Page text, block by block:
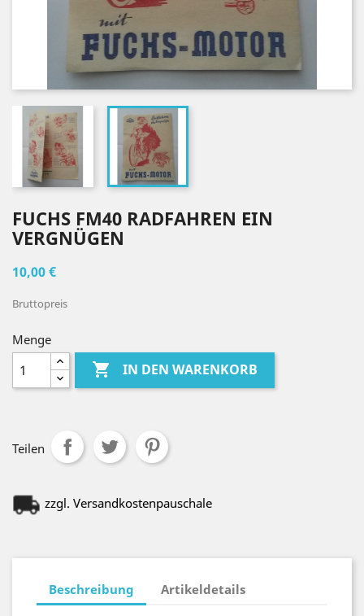
FUCHS FM40 RADFAHREN EIN
VERGNÜGEN
10,00 €
Bruttopreis
Menge
 IN DEN WARENKORB
Teilen
zzgl. Versandkostenpauschale
Beschreibung Artikeldetails